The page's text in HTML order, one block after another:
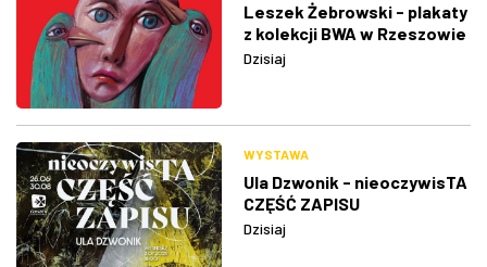
Leszek Żebrowski - plakaty
z kolekcji BWA w Rzeszowie
Dzisiaj
WYSTAWA
Ula Dzwonik - nieoczywisTA
CZĘŚĆ ZAPISU
Dzisiaj